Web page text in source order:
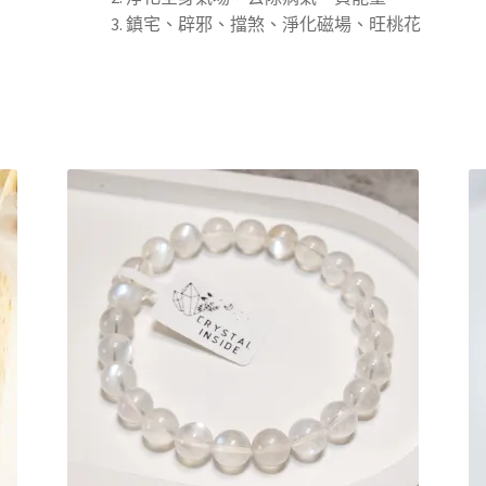
鎮宅、辟邪、擋煞、淨化磁場、旺桃花